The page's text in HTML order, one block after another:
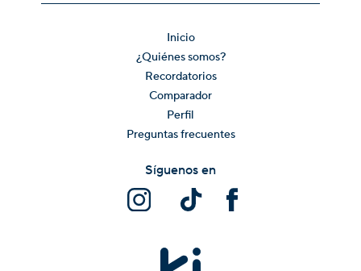
Inicio
¿Quiénes somos?
Recordatorios
Comparador
Perfil
Preguntas frecuentes
Síguenos en